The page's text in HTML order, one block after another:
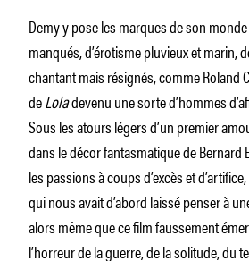
Demy y pose les marques de son
manqués, d’érotisme pluvieux et marin,
chantant mais résignés, comme Roland
deLoladevenu une sorte d’hommes
Sous les atours légers d’un premier
dans le décor fantasmatique de Bernard
les passions à coups d’excès et
qui nous avait d’abord laissé penser à
alors même que ce film faussement
l’horreur de la guerre, de la solitude, du